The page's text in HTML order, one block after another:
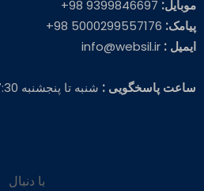
موبایل:
پیامک:
ایمیل :
ساعت پاسخگویی : شنبه تا پنجشنبه 7:30 الی 19:30
با دنبال